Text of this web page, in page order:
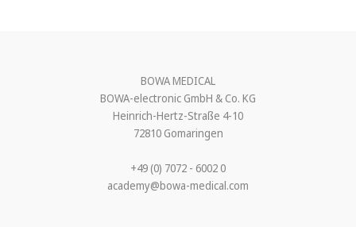
BOWA MEDICAL
BOWA-electronic GmbH & Co. KG
Heinrich-Hertz-Straße 4-10
72810 Gomaringen
+49 (0) 7072 - 6002 0
academy@bowa-medical.com